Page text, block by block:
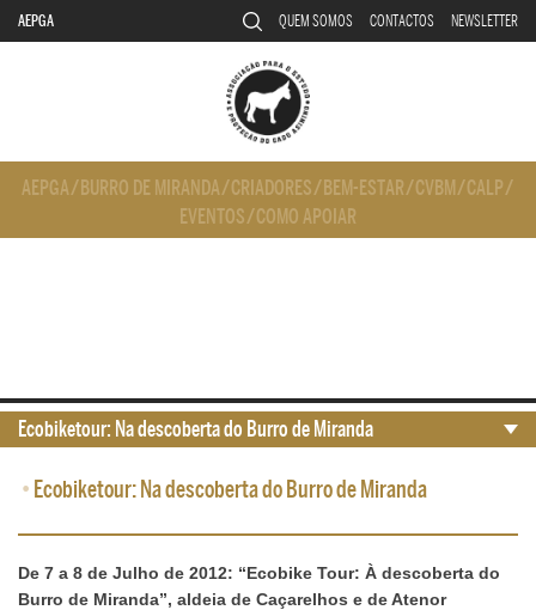
AEPGA QUEM SOMOS CONTACTOS NEWSLETTER
AEPGA/ BURRO DE MIRANDA/CRIADORES/ BEM-ESTAR/CVBM/CALP/
EVENTOS/COMO APOIAR
• Ecobiketour: Na descoberta do Burro de Miranda
De 7 a 8 de Julho de 2012: “Ecobike Tour: À descoberta do
Burro de Miranda”, aldeia de Caçarelhos e de Atenor
Ecobiketour: Na descoberta do Burro de Miranda